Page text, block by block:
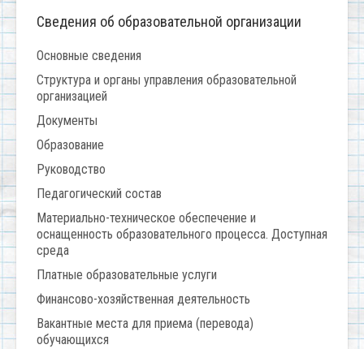
Сведения об образовательной организации
Основные сведения
Структура и органы управления образовательной
организацией
Документы
Образование
Руководство
Педагогический состав
Материально-техническое обеспечение и
оснащенность образовательного процесса. Доступная
среда
Платные образовательные услуги
Финансово-хозяйственная деятельность
Вакантные места для приема (перевода)
обучающихся